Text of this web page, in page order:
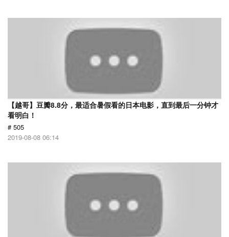
【越哥】豆瓣8.8分，最适合暑假看的日本电影，直到最后一分钟才
看明白！
# 505
2019-08-08 06:14